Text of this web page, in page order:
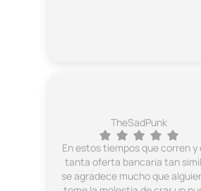
TheSadPunk
En estos tiempos que corren y
tanta oferta bancaria tan
se agradece mucho que